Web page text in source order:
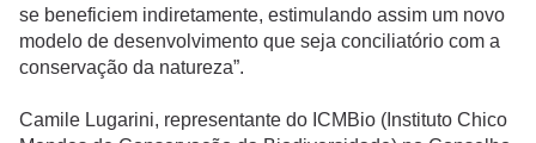
se beneficiem indiretamente, estimulando assim um novo
modelo de desenvolvimento que seja conciliatório com a
conservação da natureza”.
Camile Lugarini, representante do ICMBio (Instituto Chico